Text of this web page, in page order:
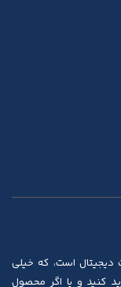
است، که خیلی
کنید و یا اگر محصول